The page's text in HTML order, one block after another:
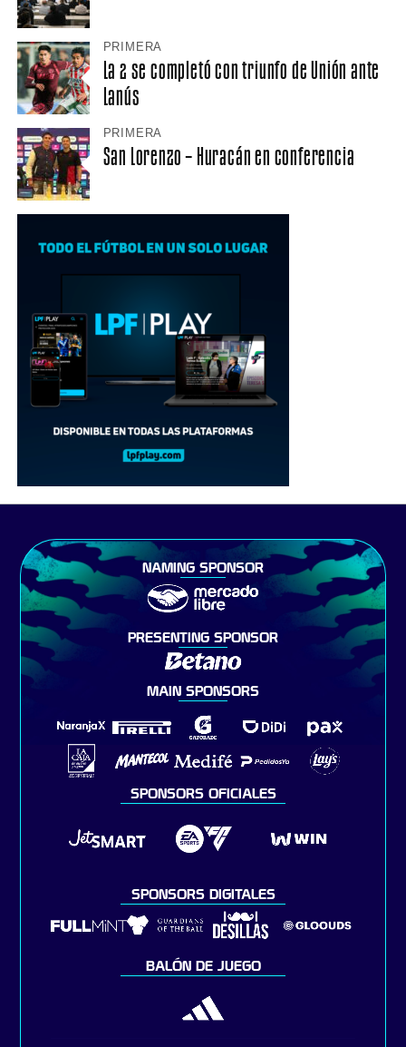
PRIMERA
La 2 se completó con triunfo de Unión ante
Lanús
PRIMERA
San Lorenzo – Huracán en conferencia
NAMING SPONSOR
PRESENTING SPONSOR
MAIN SPONSORS
SPONSORS OFICIALES
SPONSORS DIGITALES
BALÓN DE JUEGO